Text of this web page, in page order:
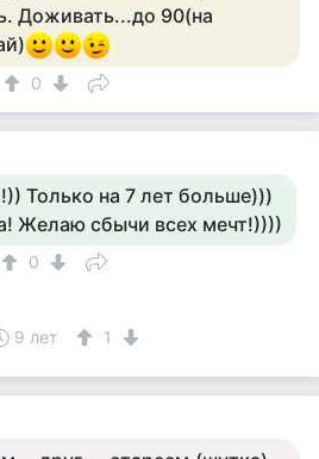
Доживать...до 90(на
0
Только на 7 лет больше)))
Желаю сбычи всех мечт!))))
0
9 лет 1